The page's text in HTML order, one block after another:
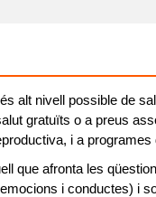
alt nivell possible de
gratuïts o a preus
i a
que afronta les
i conductes) i